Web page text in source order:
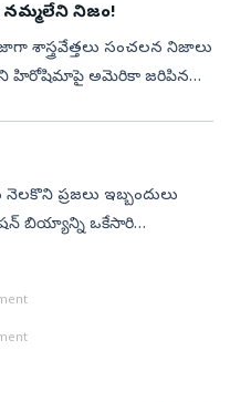
నిజం!
సంచలన నిజాలు
హిరోషిమాపై అమెరికా జరిపిన
ప్రజలు ఇబ్బందులు
బియ్యాన్ని ఒకేసారి